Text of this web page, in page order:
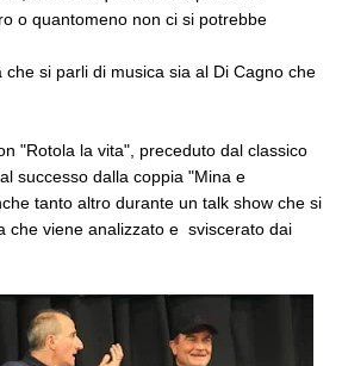
o quantomeno non ci si potrebbe
che si parli di musica sia al Di Cagno che
"Rotola la vita", preceduto dal classico
successo dalla coppia "Mina e
tanto altro durante un talk show che si
che viene analizzato e sviscerato dai